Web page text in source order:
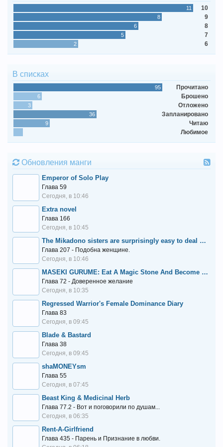
10
11
9
8
8
6
7
5
6
2
В списках
Прочитано
95
Брошено
6
Отложено
3
Запланировано
36
Читаю
9
Любимое
Обновления манги
Emperor of Solo Play
Глава 59
Сегодня, в 10:46
Extra novel
Глава 166
Сегодня, в 10:45
The Mikadono sisters are surprisingly easy to deal with.
Глава 207 - Подобна женщине.
Сегодня, в 10:46
MASEKI GURUME: Eat A Magic Stone And Become Stronger
Глава 72 - Доверенное желание
Сегодня, в 10:35
Regressed Warrior's Female Dominance Diary
Глава 83
Сегодня, в 09:45
Blade & Bastard
Глава 38
Сегодня, в 09:45
shaMONEYsm
Глава 55
Сегодня, в 07:45
Beast King & Medicinal Herb
Глава 77.2 - Вот и поговорили по душам...
Сегодня, в 06:35
Rent-A-Girlfriend
Глава 435 - Парень и Признание в любви.